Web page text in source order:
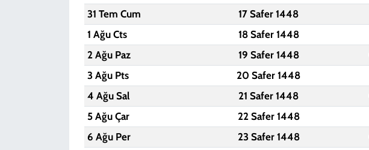
31 Tem Cum
17 Safer 1448
1 Ağu Cts
18 Safer 1448
2 Ağu Paz
19 Safer 1448
3 Ağu Pts
20 Safer 1448
4 Ağu Sal
21 Safer 1448
5 Ağu Çar
22 Safer 1448
6 Ağu Per
23 Safer 1448